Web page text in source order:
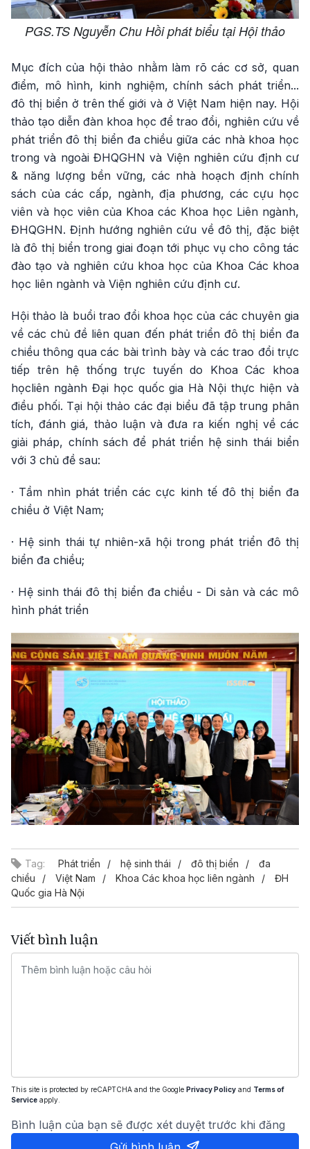
PGS.TS Nguyễn Chu Hồi phát biểu tại Hội thảo
Mục đích của hội thảo nhằm làm rõ các cơ sở, quan
điểm, mô hình, kinh nghiệm, chính sách phát triển...
đô thị biển ở trên thế giới và ở Việt Nam hiện nay. Hội
thảo tạo diễn đàn khoa học để trao đổi, nghiên cứu về
phát triển đô thị biển đa chiều giữa các nhà khoa học
trong và ngoài ĐHQGHN và Viện nghiên cứu định cư
& năng lượng bền vững, các nhà hoạch định chính
sách của các cấp, ngành, địa phương, các cựu học
viên và học viên của Khoa các Khoa học Liên ngành,
ĐHQGHN. Định hướng nghiên cứu về đô thị, đặc biệt
là đô thị biển trong giai đoạn tới phục vụ cho công tác
đào tạo và nghiên cứu khoa học của Khoa Các khoa
học liên ngành và Viện nghiên cứu định cư.
Hội thảo là buổi trao đổi khoa học của các chuyên gia
về các chủ đề liên quan đến phát triển đô thị biển đa
chiều thông qua các bài trình bày và các trao đổi trực
tiếp trên hệ thống trực tuyến do Khoa Các khoa
họcliên ngành Đại học quốc gia Hà Nội thực hiện và
điều phối. Tại hội thảo các đại biểu đã tập trung phân
tích, đánh giá, thảo luận và đưa ra kiến nghị về các
giải pháp, chính sách để phát triển hệ sinh thái biển
với 3 chủ đề sau:
· Tầm nhìn phát triển các cực kinh tế đô thị biển đa
chiều ở Việt Nam;
· Hệ sinh thái tự nhiên-xã hội trong phát triển đô thị
biển đa chiều;
· Hệ sinh thái đô thị biển đa chiều - Di sản và các mô
hình phát triển
Tag: Phát triển hệ sinh thái đô thị biển
đa
chiều
Việt Nam Khoa Các khoa học liên ngành
ĐH
Quốc gia Hà Nội
Viết bình luận
This site is protected by reCAPTCHA and the Google Privacy Policy and Terms of
Service apply.
Bình luận của bạn sẽ được xét duyệt trước khi đăng